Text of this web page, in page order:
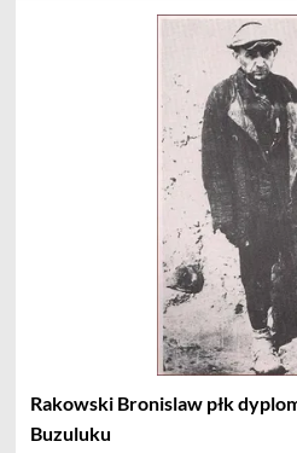
Rakowski Bronislaw płk
Buzuluku